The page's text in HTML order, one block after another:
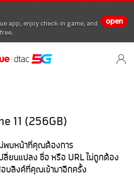
app, enjoy check-in game, and
open
11 (256GB)
พบหน้าที่คุณต้องการ
ลี่ยนแปลง ชื่อ หรือ URL ไม่ถูกต้อง
บลิงค์ที่คุณเข้ามาอีกครั้ง